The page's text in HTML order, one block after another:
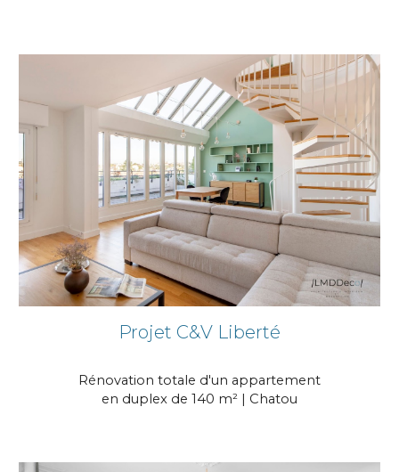
Projet C&V Liberté
Rénovation totale d'un appartement
en duplex de 140 m² | Chatou